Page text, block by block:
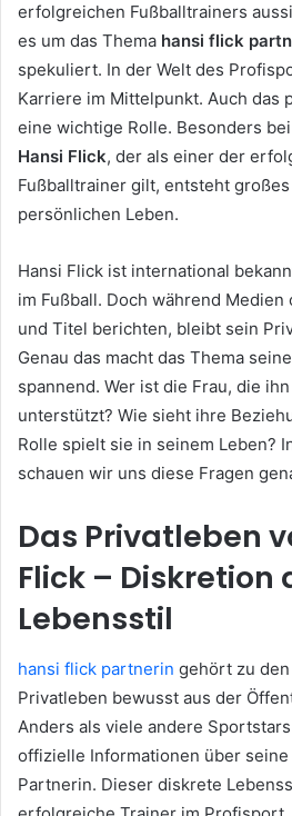
erfolgreichen Fußballtrainers
es um das Thema hansi flick
spekuliert. In der Welt des
Karriere im Mittelpunkt. Auch das
eine wichtige Rolle. Besonders
Hansi Flick, der als einer der
Fußballtrainer gilt, entsteht
persönlichen Leben.
Hansi Flick ist international
im Fußball. Doch während
und Titel berichten, bleibt sein
Genau das macht das Thema
spannend. Wer ist die Frau, die
unterstützt? Wie sieht ihre
Rolle spielt sie in seinem Leben?
schauen wir uns diese Fragen
Das Privatleben
Flick – Diskretion
Lebensstil
hansi flick partnerin gehört zu
Privatleben bewusst aus der
Anders als viele andere
offizielle Informationen über
Partnerin. Dieser diskrete